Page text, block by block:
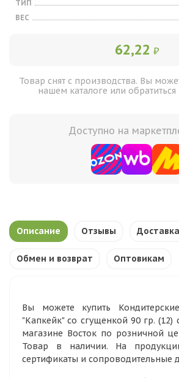
ТИП
ВЕС
62,22 ₽
Товар снят с производства. Вы
нашем каталоге или
Доступно на
Описание Отзывы
Обмен и возврат Оптовикам
Вы можете купить
"Капкейк" со сгущенкой 90 гр. (12)
магазине Восток по розничной
Товар в наличии. На
сертификаты и сопроводительные